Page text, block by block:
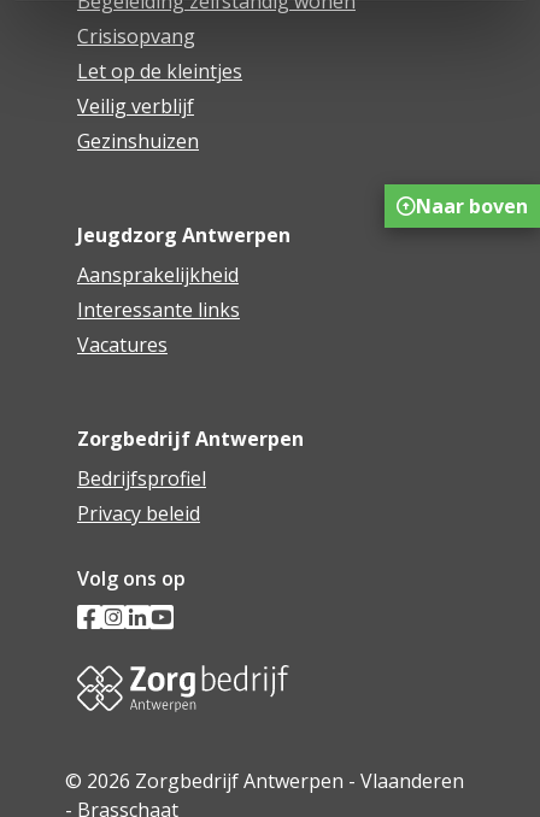
Crisisopvang
Let op de kleintjes
Veilig verblijf
Gezinshuizen
Jeugdzorg Antwerpen
Aansprakelijkheid
Interessante links
Vacatures
Zorgbedrijf Antwerpen
Bedrijfsprofiel
Privacy beleid
Volg ons op
© 2026 Zorgbedrijf Antwerpen - Vlaanderen
- Brasschaat
Naar boven